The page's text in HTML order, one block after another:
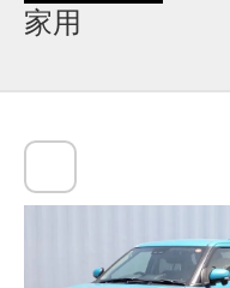
家用